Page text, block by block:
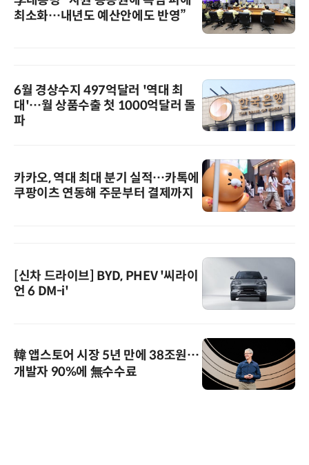
최소화…내년도 예산안에도 반영”
6월 경상수지 497억달러 '역대 최
대'…월 상품수출 첫 1000억달러 돌
파
카카오, 역대 최대 분기 실적…카톡에
쿠팡이츠 연동해 주문부터 결제까지
[신차 드라이브] BYD, PHEV '씨라이
언 6 DM-i'
韓 앱스토어 시장 5년 만에 38조원…
개발자 90%에 無수수료